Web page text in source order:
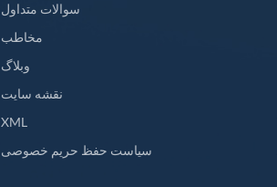
سوالات متداول
مخاطب
وبلاگ
نقشه سایت
XML
سیاست حفظ حریم خصوصی